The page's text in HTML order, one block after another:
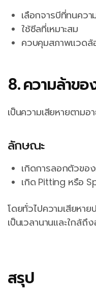
เลือกจารบีที่ทนควา
ใช้ซีลที่เหมาะสม
ควบคุมสภาพแวดล้
8. ความล้าข
เป็นความเสียหายตาม
ลักษณะ
เกิดการลอกตัวขอ
เกิด Pitting หรือ
โดยทั่วไปความเสียหา
เป็นเวลานานและใกล้
สรุป